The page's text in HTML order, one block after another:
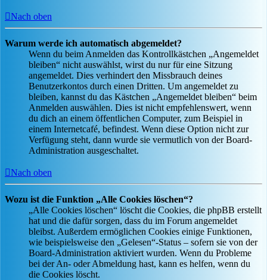
Nach oben
Warum werde ich automatisch abgemeldet?
Wenn du beim Anmelden das Kontrollkästchen „Angemeldet
bleiben“ nicht auswählst, wirst du nur für eine Sitzung
angemeldet. Dies verhindert den Missbrauch deines
Benutzerkontos durch einen Dritten. Um angemeldet zu
bleiben, kannst du das Kästchen „Angemeldet bleiben“ beim
Anmelden auswählen. Dies ist nicht empfehlenswert, wenn
du dich an einem öffentlichen Computer, zum Beispiel in
einem Internetcafé, befindest. Wenn diese Option nicht zur
Verfügung steht, dann wurde sie vermutlich von der Board-
Administration ausgeschaltet.
Nach oben
Wozu ist die Funktion „Alle Cookies löschen“?
„Alle Cookies löschen“ löscht die Cookies, die phpBB erstellt
hat und die dafür sorgen, dass du im Forum angemeldet
bleibst. Außerdem ermöglichen Cookies einige Funktionen,
wie beispielsweise den „Gelesen“-Status – sofern sie von der
Board-Administration aktiviert wurden. Wenn du Probleme
bei der An- oder Abmeldung hast, kann es helfen, wenn du
die Cookies löscht.